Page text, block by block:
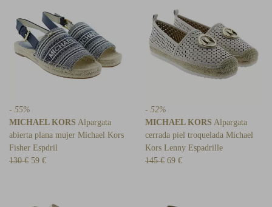
- 55%
MICHAEL KORS Alpargata
abierta plana mujer Michael Kors
Fisher Espdril
130 € 59 €
- 52%
MICHAEL KORS Alpargata
cerrada piel troquelada Michael
Kors Lenny Espadrille
145 € 69 €